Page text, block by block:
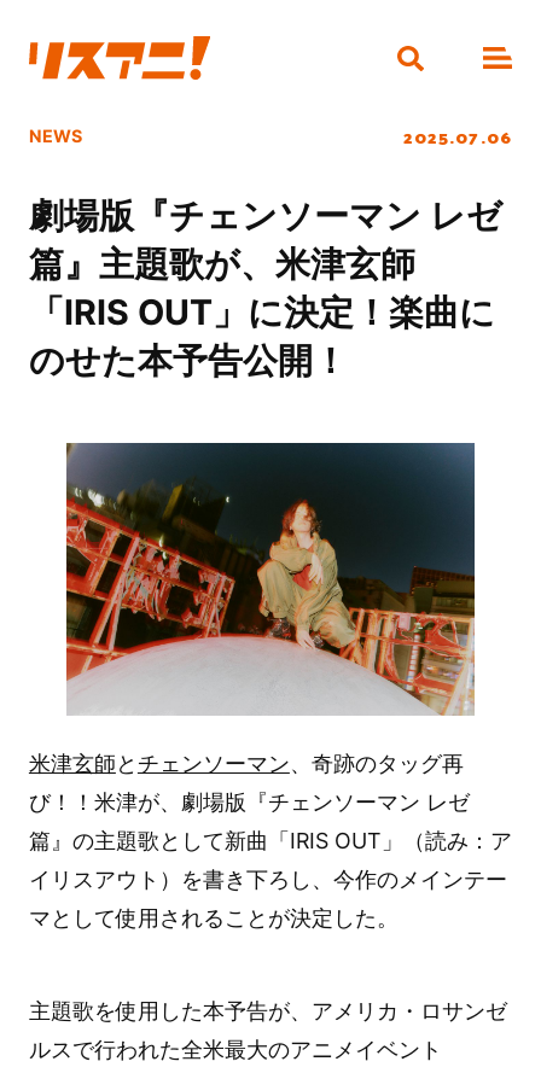
NEWS 2025.07.06
劇場版『チェンソーマン レゼ
篇』主題歌が、米津玄師
「IRIS OUT」に決定！楽曲に
のせた本予告公開！
米津玄師と チェンソーマン、奇跡のタッグ再
び！！米津が、劇場版『チェンソーマン レゼ
篇』の主題歌として新曲「IRIS OUT」（読み：ア
イリスアウト）を書き下ろし、今作のメインテー
マとして使用されることが決定した。
主題歌を使用した本予告が、アメリカ・ロサンゼ
ルスで行われた全米最大のアニメイベント